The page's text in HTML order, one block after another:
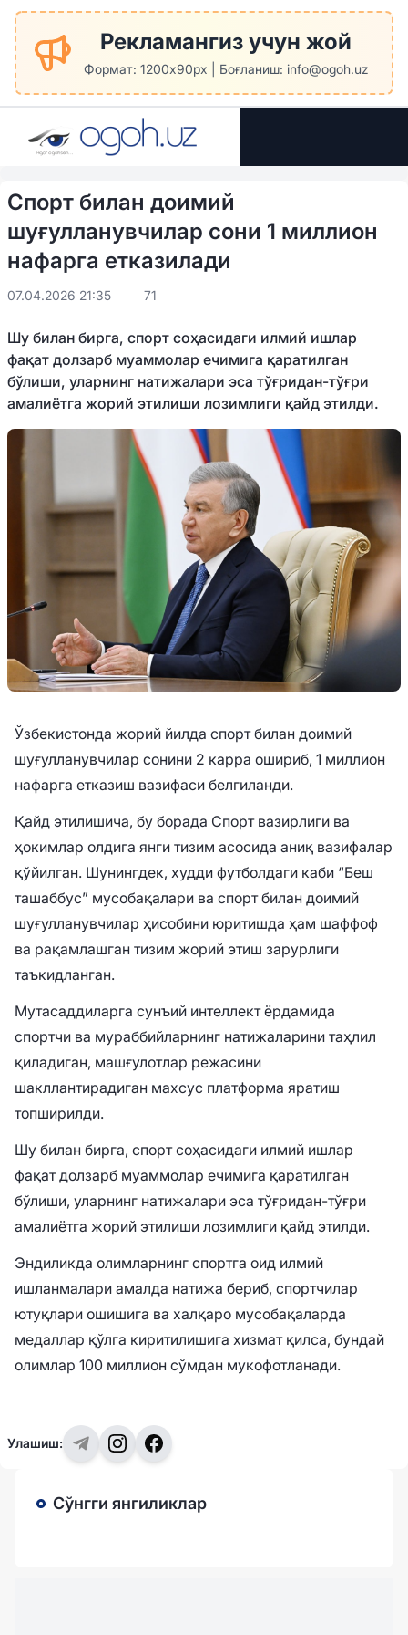
Рекламангиз учун жой
Формат: 1200x90px | Боғланиш: info@ogoh.uz
Спорт билан доимий
шуғулланувчилар сони 1 миллион
нафарга етказилади
07.04.2026 21:35 71
Шу билан бирга, спорт соҳасидаги илмий ишлар
фақат долзарб муаммолар ечимига қаратилган
бўлиши, уларнинг натижалари эса тўғридан-тўғри
амалиётга жорий этилиши лозимлиги қайд этилди.
Ўзбекистонда жорий йилда спорт билан доимий
шуғулланувчилар сонини 2 карра ошириб, 1 миллион
нафарга етказиш вазифаси белгиланди.
Қайд этилишича, бу борада Спорт вазирлиги ва
ҳокимлар олдига янги тизим асосида аниқ вазифалар
қўйилган. Шунингдек, худди футболдаги каби “Беш
ташаббус” мусобақалари ва спорт билан доимий
шуғулланувчилар ҳисобини юритишда ҳам шаффоф
ва рақамлашган тизим жорий этиш зарурлиги
таъкидланган.
Мутасаддиларга сунъий интеллект ёрдамида
спортчи ва мураббийларнинг натижаларини таҳлил
қиладиган, машғулотлар режасини
шакллантирадиган махсус платформа яратиш
топширилди.
Шу билан бирга, спорт соҳасидаги илмий ишлар
фақат долзарб муаммолар ечимига қаратилган
бўлиши, уларнинг натижалари эса тўғридан-тўғри
амалиётга жорий этилиши лозимлиги қайд этилди.
Эндиликда олимларнинг спортга оид илмий
ишланмалари амалда натижа бериб, спортчилар
ютуқлари ошишига ва халқаро мусобақаларда
медаллар қўлга киритилишига хизмат қилса, бундай
олимлар 100 миллион сўмдан мукофотланади.
Улашиш:
Сўнгги янгиликлар